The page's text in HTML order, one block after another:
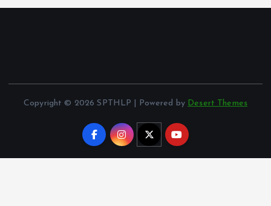
Copyright © 2026 SPTHLP | Powered by Desert Themes